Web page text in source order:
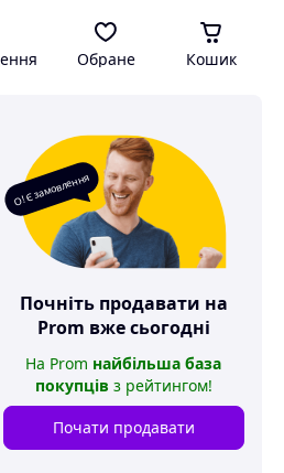
Обране Кошик
О! Є замовлення
Почніть продавати на
Prom вже сьогодні
На Prom найбільша база
покупців з рейтингом!
Почати продавати